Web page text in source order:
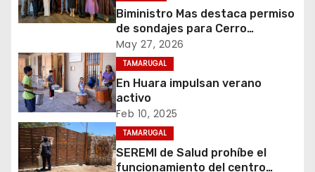
c
ó
n
d
e
Biministro Mas destaca permiso
de sondajes para Cerro
Colorado
May 27, 2026
TAMARUGAL
En Huara impulsan verano
activo
Feb 10, 2025
TAMARUGAL
SEREMI de Salud prohíbe el
funcionamiento del centro